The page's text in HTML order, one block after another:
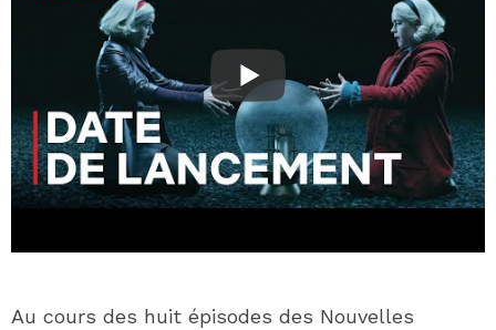
Au cours des huit épisodes des Nouvelles